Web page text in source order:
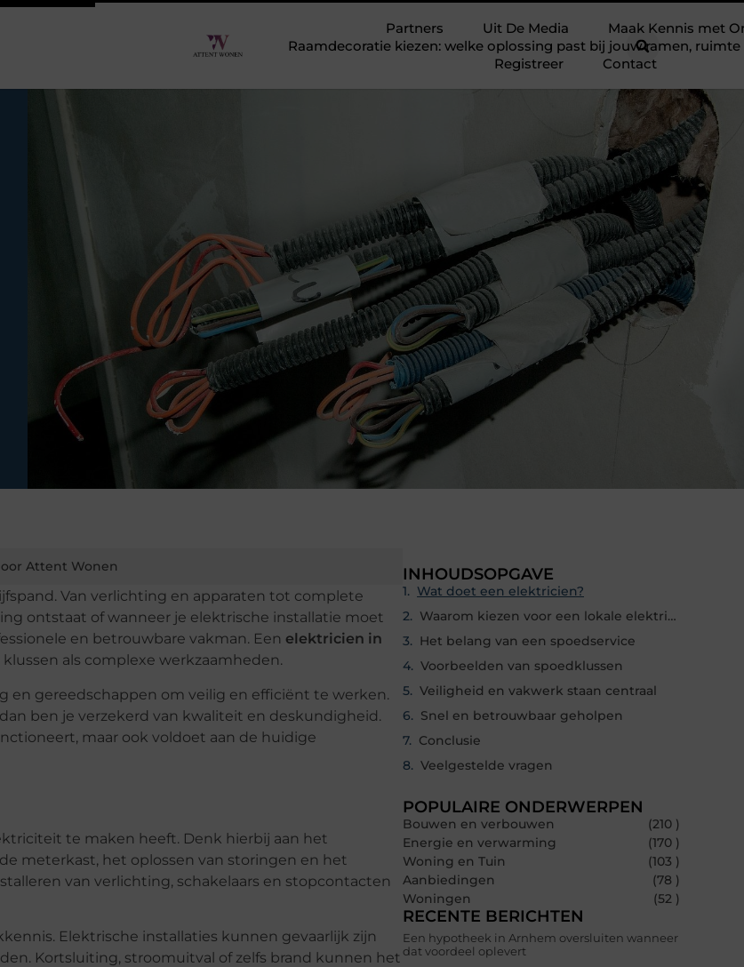
Partners Uit De Media
Maak Kennis met
Raamdecoratie kiezen: welke oplossing past bij jouw ramen,
Registreer
Contact
Attent Wonen
Van verlichting en apparaten tot complete
ontstaat of wanneer je elektrische installatie moet
en betrouwbare vakman. Een elektricien in
als complexe werkzaamheden.
en gereedschappen om veilig en efficiënt te werken.
dan ben je verzekerd van kwaliteit en deskundigheid.
maar ook voldoet aan de huidige
te maken heeft. Denk hierbij aan het
meterkast, het oplossen van storingen en het
van verlichting, schakelaars en stopcontacten
Elektrische installaties kunnen gevaarlijk zijn
Kortsluiting, stroomuitval of zelfs brand kunnen het
INHOUDSOPGAVE
Wat doet een elektricien?
Waarom kiezen voor een lokale elektricien in Bennekom?
Het belang van een spoedservice
Voorbeelden van spoedklussen
Veiligheid en vakwerk staan centraal
Snel en betrouwbaar geholpen
Conclusie
Veelgestelde vragen
POPULAIRE ONDERWERPEN
Bouwen en verbouwen
(210 )
Energie en verwarming
(170 )
Woning en Tuin
(103 )
Aanbiedingen
(78 )
Woningen
(52 )
RECENTE BERICHTEN
Een hypotheek in Arnhem oversluiten wanneer
dat voordeel oplevert